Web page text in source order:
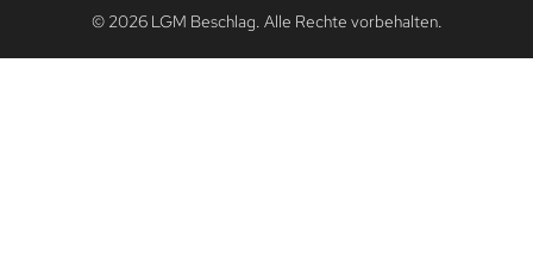
© 2026 LGM Beschlag. Alle Rechte vorbehalten.